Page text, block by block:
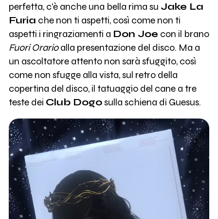
perfetta, c'è anche una bella rima su Jake La
Furia che non ti aspetti, così come non ti
aspetti i ringraziamenti a Don Joe con il brano
Fuori Orarioalla presentazione del disco. Ma a
un ascoltatore attento non sarà sfuggito, così
come non sfugge alla vista, sul retro della
copertina del disco, il tatuaggio del cane a tre
teste dei Club Dogosulla schiena di Guesus.